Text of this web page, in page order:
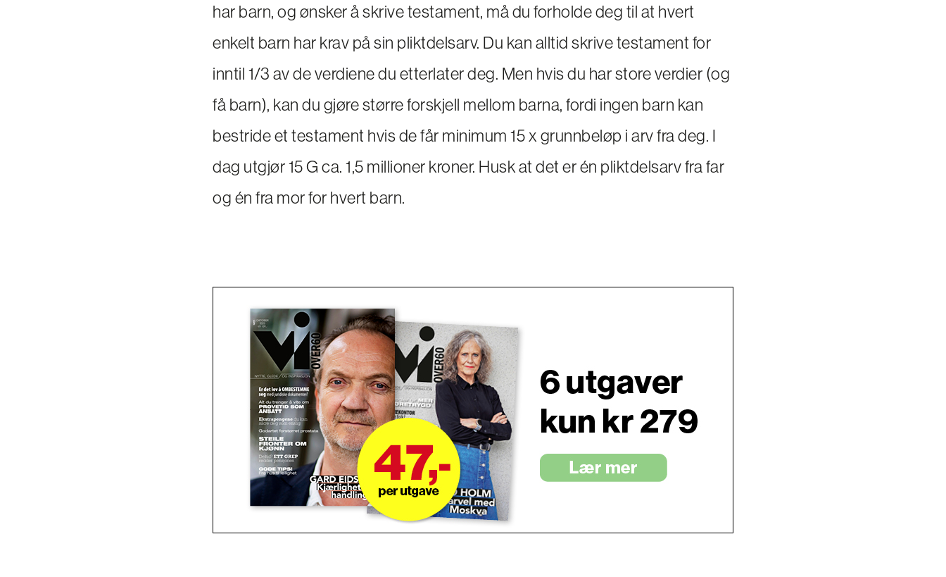
har barn, og ønsker å skrive testament, må du forholde deg til at hvert
enkelt barn har krav på sin pliktdelsarv. Du kan alltid skrive testament for
inntil 1/3 av de verdiene du etterlater deg. Men hvis du har store verdier (og
få barn), kan du gjøre større forskjell mellom barna, fordi ingen barn kan
bestride et testament hvis de får minimum 15 x grunnbeløp i arv fra deg. I
dag utgjør 15 G ca. 1,5 millioner kroner. Husk at det er én pliktdelsarv fra far
og én fra mor for hvert barn.